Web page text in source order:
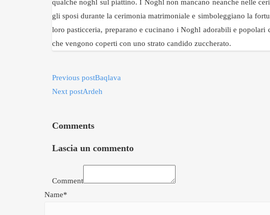
qualche noghl sul piattino. I Noghl non mancano neanche nelle
gli sposi durante la cerimonia matrimoniale e simboleggiano la
loro pasticceria, preparano e cucinano i Noghl adorabili e
che vengono coperti con uno strato candido zuccherato.
Previous postBaqlava
Next postArdeh
Comments
Lascia un commento
Comment
Name*